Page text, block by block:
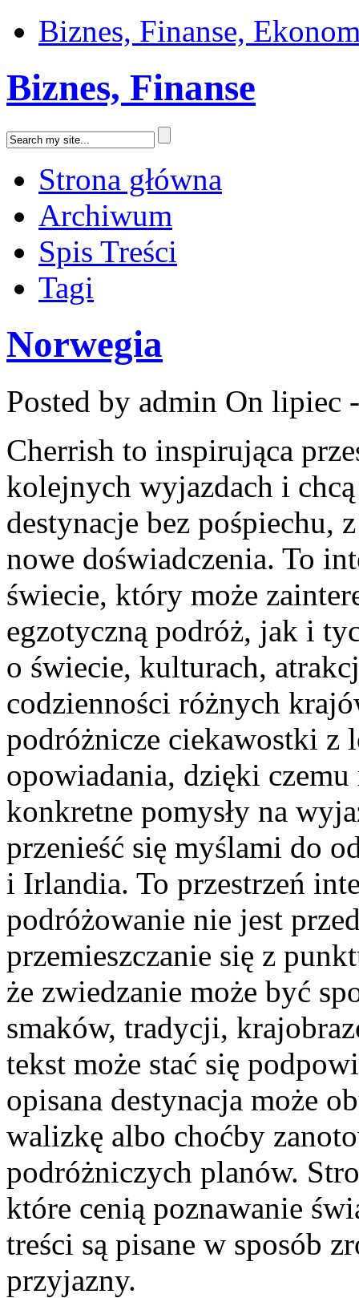
Biznes, Finanse,
Biznes, Finanse
Strona główna
Archiwum
Spis Treści
Tagi
Norwegia
Posted by admin On lipiec
Cherrish to inspirująca
kolejnych wyjazdach i
destynacje bez pośpiechu,
nowe doświadczenia. To
świecie, który może
egzotyczną podróż, jak i
o świecie, kulturach,
codzienności różnych
podróżnicze ciekawostki z
opowiadania, dzięki
konkretne pomysły na
przenieść się myślami do
i Irlandia. To przestrzeń
podróżowanie nie jest
przemieszczanie się z
że zwiedzanie może być
smaków, tradycji,
tekst może stać się
opisana destynacja może
walizkę albo choćby
podróżniczych planów.
które cenią poznawanie
treści są pisane w sposób
przyjazny.